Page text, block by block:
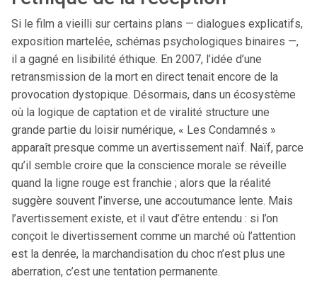
Si le film a vieilli sur certains plans — dialogues explicatifs,
exposition martelée, schémas psychologiques binaires —,
il a gagné en lisibilité éthique. En 2007, l’idée d’une
retransmission de la mort en direct tenait encore de la
provocation dystopique. Désormais, dans un écosystème
où la logique de captation et de viralité structure une
grande partie du loisir numérique, « Les Condamnés »
apparaît presque comme un avertissement naïf. Naïf, parce
qu’il semble croire que la conscience morale se réveille
quand la ligne rouge est franchie ; alors que la réalité
suggère souvent l’inverse, une accoutumance lente. Mais
l’avertissement existe, et il vaut d’être entendu : si l’on
conçoit le divertissement comme un marché où l’attention
est la denrée, la marchandisation du choc n’est plus une
aberration, c’est une tentation permanente.